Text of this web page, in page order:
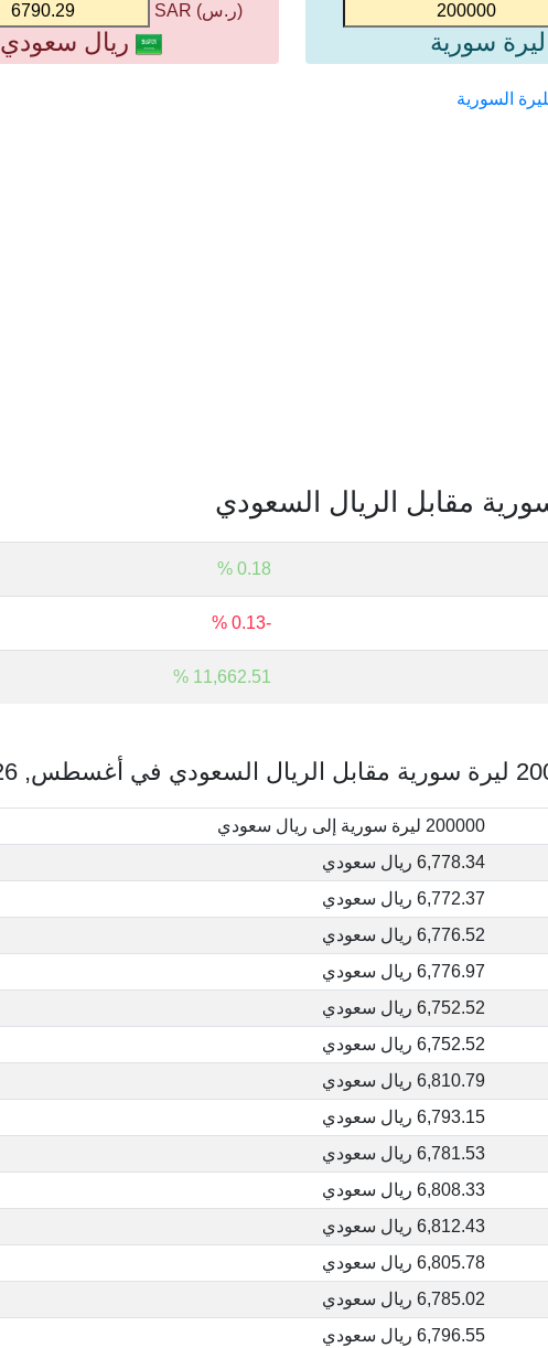
سورية
(ر.س) SAR
ريال سعودي
السورية
مقابل الريال السعودي
0.18 %
-0.13 %
11,662.51 %
200000 ليرة سورية إلى ريال سعودي
6,778.34 ريال سعودي
6,772.37 ريال سعودي
6,776.52 ريال سعودي
6,776.97 ريال سعودي
6,752.52 ريال سعودي
6,752.52 ريال سعودي
6,810.79 ريال سعودي
6,793.15 ريال سعودي
6,781.53 ريال سعودي
6,808.33 ريال سعودي
6,812.43 ريال سعودي
6,805.78 ريال سعودي
6,785.02 ريال سعودي
6,796.55 ريال سعودي